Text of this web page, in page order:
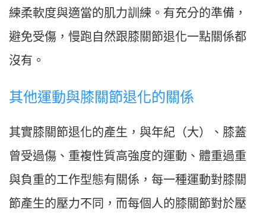
練柔軟度與適當的肌力訓練。有充分的準備，
避免受傷，慢跑自然跟膝關節退化一點關係都
沒有。
其他運動與膝關節退化的關係
其實膝關節退化的產生，與年紀（大）、膝蓋
曾受過傷、重複性質高強度的運動、體重過重
與負重的工作型態有關係，每一種運動對膝關
節產生的壓力不同，而每個人的膝關節對於壓